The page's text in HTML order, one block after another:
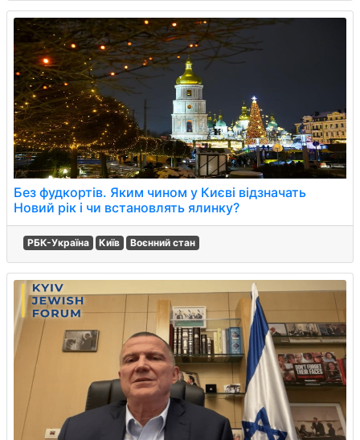
Без фудкортів. Яким чином у Києві відзначать
Новий рік і чи встановлять ялинку?
РБК-Україна Київ Воєнний стан